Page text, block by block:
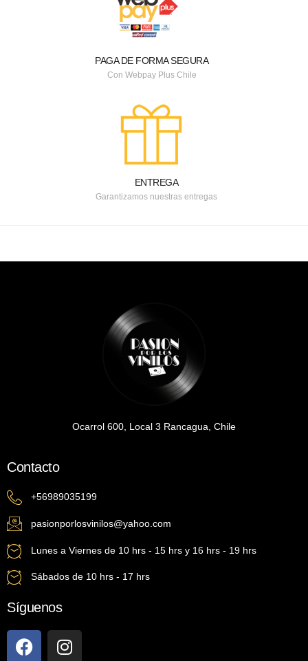
PAGA DE FORMA SEGURA
Con Webpay Plus Chile
ENTREGA
Garantizamos nuestras entregas
Ocarrol 600, Local 3 Rancagua, Chile
Contacto
+56989035199
pasionporlosvinilos@yahoo.com
Lunes a Viernes de 10 hrs - 15 hrs y 16 hrs - 19 hrs
Sábados de 10 hrs - 17 hrs
Síguenos